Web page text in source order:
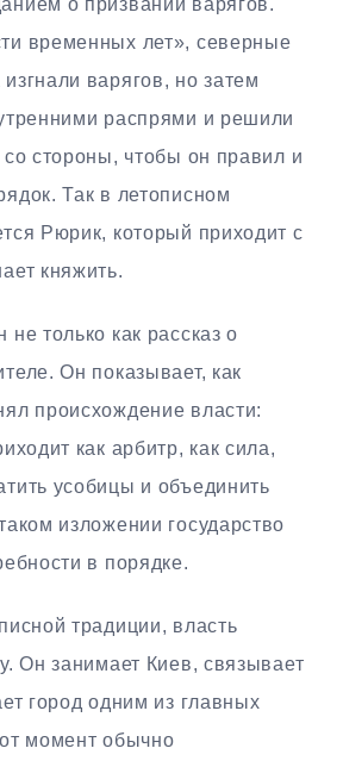
о призвании варягов.
временных лет», северные
варягов, но затем
распрями и решили
со стороны, чтобы он правил и
Так в летописном
Рюрик, который приходит с
княжить.
только как рассказ о
Он показывает, как
происхождение власти:
как арбитр, как сила,
усобицы и объединить
изложении государство
в порядке.
традиции, власть
Он занимает Киев, связывает
город одним из главных
момент обычно